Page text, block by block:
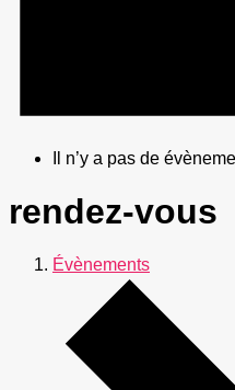
Il n’y a pas de
rendez-vous
Évènements